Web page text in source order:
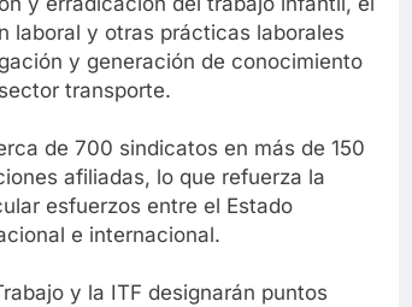
laboral y otras prácticas laborales
y generación de conocimiento
transporte.
de 700 sindicatos en más de 150
afiliadas, lo que refuerza la
esfuerzos entre el Estado
e internacional.
y la ITF designarán puntos